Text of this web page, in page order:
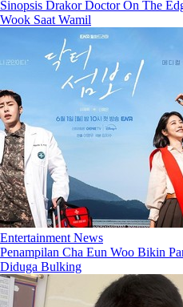
Sinopsis Drakor Doctor On The
Wook Saat Wamil
Entertainment News
Penampilan Cha Eun Woo Bikin
Diduga Bulking